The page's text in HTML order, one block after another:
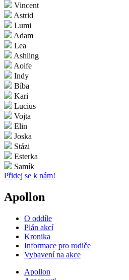
Vincent
Astrid
Lumi
Adam
Lea
Ashling
Aoife
Indy
Bíba
Kari
Lucius
Vojta
Elin
Joska
Stázi
Esterka
Samík
Přidej se k nám!
Apollon
O oddíle
Plán akcí
Kronika
Informace pro rodiče
Vybavení na akce
Apollon